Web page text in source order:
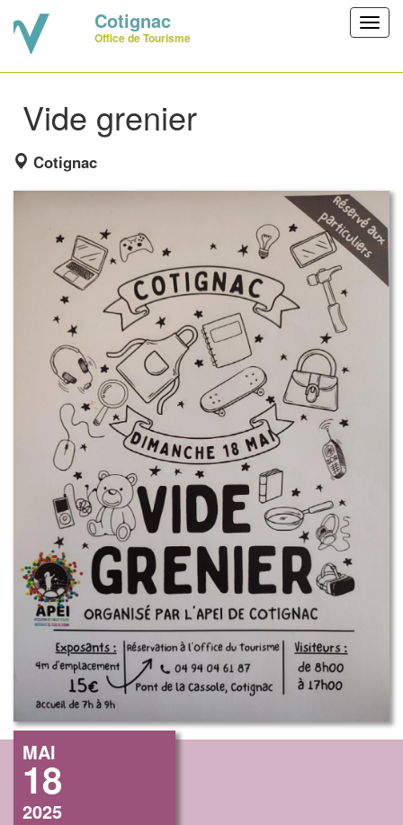
Cotignac
Office de Tourisme
Vide grenier
Cotignac
MAI
18
2025